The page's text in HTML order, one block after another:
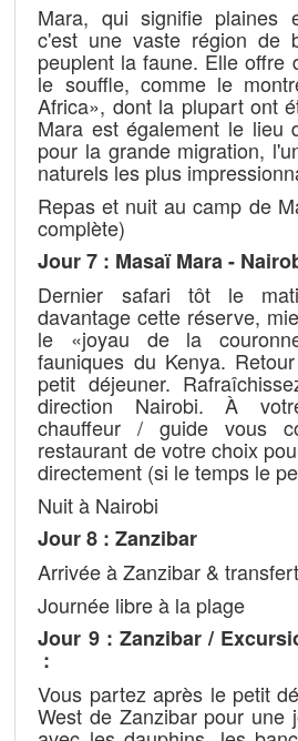
Mara, qui signifie plaines
c'est une vaste région de
peuplent la faune. Elle offre
le souffle, comme le
Africa», dont la plupart ont
Mara est également le lieu
pour la grande migration,
naturels les plus
Repas et nuit au camp de
complète)
Jour 7 : Masaï Mara -
Dernier safari tôt le
davantage cette réserve,
le «joyau de la
fauniques du Kenya.
petit déjeuner.
direction Nairobi. À
chauffeur / guide vous
restaurant de votre choix
directement (si le temps le
Nuit à Nairobi
Jour 8 : Zanzibar
Arrivée à Zanzibar &
Journée libre à la plage
Jour 9 : Zanzibar /
:
Vous partez après le petit
West de Zanzibar pour une